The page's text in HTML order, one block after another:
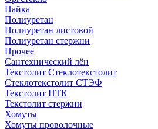
Пайка
Полиуретан
Полиуретан листовой
Полиуретан стержни
Прочее
Сантехнический лён
Текстолит Стеклотекстолит
Стеклотекстолит СТЭФ
Текстолит ПТК
Текстолит стержни
Хомуты
Хомуты проволочные